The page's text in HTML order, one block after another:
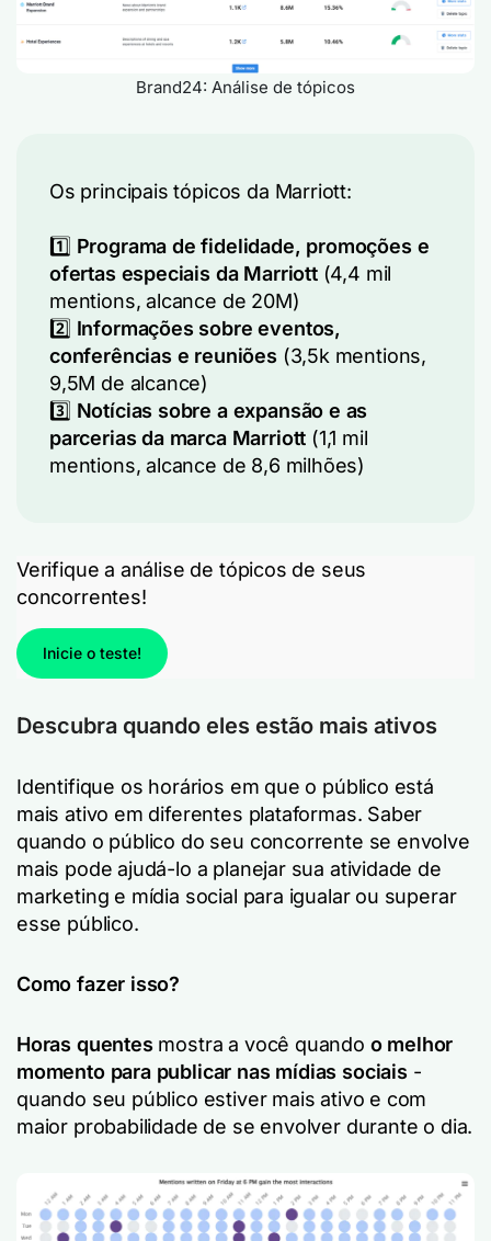
Brand24: Análise de tópicos
Os principais tópicos da Marriott:
1️⃣ Programa de fidelidade, promoções e
ofertas especiais da Marriott(4,4 mil
mentions, alcance de 20M)
2️⃣ Informações sobre eventos,
conferências e reuniões (3,5k mentions,
9,5M de alcance)
3️⃣ Notícias sobre a expansão e as
parcerias da marca Marriott (1,1 mil
mentions, alcance de 8,6 milhões)
Verifique a análise de tópicos de seus
concorrentes!
Inicie o teste!
Descubra quando eles estão mais ativos
Identifique os horários em que o público está
mais ativo em diferentes plataformas. Saber
quando o público do seu concorrente se envolve
mais pode ajudá-lo a planejar sua atividade de
marketing e mídia social para igualar ou superar
esse público.
Como fazer isso?
Horas quentes mostra a você quando o melhor
momento para publicar nas mídias sociais -
quando seu público estiver mais ativo e com
maior probabilidade de se envolver durante o dia.